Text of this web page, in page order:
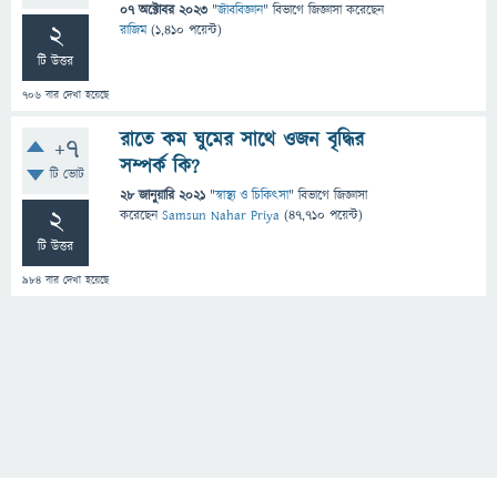
2
টি উত্তর
706 বার দেখা হয়েছে
07 অক্টোবর 2023 "জীববিজ্ঞান" বিভাগে জিজ্ঞাসাকরেছেন
রাজিম (1,410 পয়েন্ট)
+7
টি ভোট
2
টি উত্তর
984 বার দেখা হয়েছে
রাতে কম ঘুমের সাথে ওজন বৃদ্ধির
সম্পর্ক কি?
28 জানুয়ারি 2021 "স্বাস্থ্য ও চিকিৎসা" বিভাগে জিজ্ঞাসা
করেছেনSamsun Nahar Priya (47,710 পয়েন্ট)